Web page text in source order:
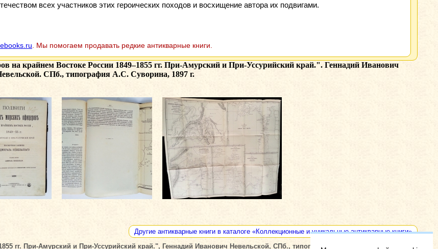
всех участников этих героических походов и восхищение автора их подвигами.
. Мы помогаем продавать редкие антикварные книги.
на крайнем Востоке России 1849–1855 гг. При-Амурский и При-Уссурийский край.". Геннадий Иванович
СПб., типография А.С. Суворина, 1897 г.
Другие антикварные книги в каталоге «Коллекционные и уникальные антикварные книги»
гг. При-Амурский и При-Уссурийский край.", Геннадий Иванович Невельской, СПб., типография А.С. Суворина, 1897 г.